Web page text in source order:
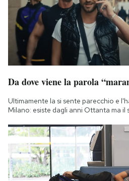
Da dove viene la parola
Ultimamente la si sente parecchio e
Milano: esiste dagli anni Ottanta ma